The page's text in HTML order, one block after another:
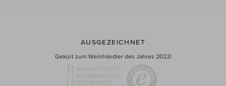
AUSGEZEICHNET
Gekürt zum Weinhändler des Jahres 2022!